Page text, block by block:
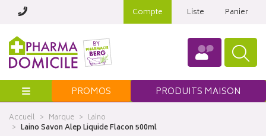
Compte Liste Panier
Menu PROMOS PRODUITS MAISON
Accueil Marque
Laino
Laino Savon Alep Liquide Flacon 500ml